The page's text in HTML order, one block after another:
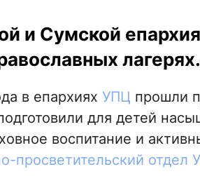
и Сумской
лагерях.
в епархиях УПЦ прошли
для детей
воспитание и
просветительский отдел